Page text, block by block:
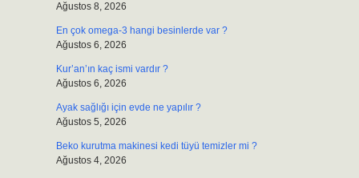
Ağustos 8, 2026
En çok omega-3 hangi besinlerde var ?
Ağustos 6, 2026
Kur’an’ın kaç ismi vardır ?
Ağustos 6, 2026
Ayak sağlığı için evde ne yapılır ?
Ağustos 5, 2026
Beko kurutma makinesi kedi tüyü temizler mi ?
Ağustos 4, 2026